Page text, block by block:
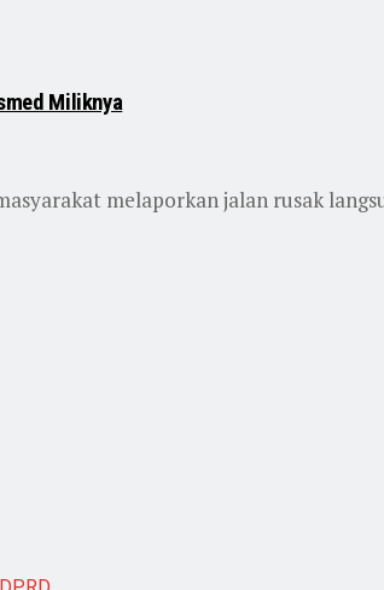
Miliknya
melaporkan jalan rusak